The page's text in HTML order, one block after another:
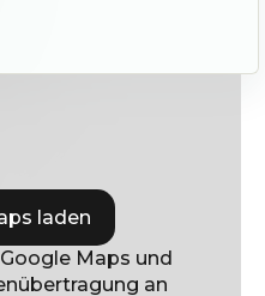
laden
Maps und
an